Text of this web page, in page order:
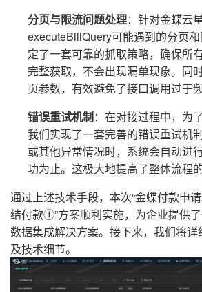
分页与限流问题处理：针对金蝶云
executeBillQuery可能遇到的分页
定了一套可靠的抓取策略，确保所
完整获取，不会出现漏单现象。同
页参数，有效避免了接口调用过于
错误重试机制：在对接过程中，为
我们实现了一套完善的错误重试机
或其他异常情况时，系统会自动进
功为止。这极大地提高了整体流程
通过上述技术手段，本次“金蝶付款申
结付款①”方案顺利实施，为企业提供
数据集成解决方案。接下来，我们将
及技术细节。